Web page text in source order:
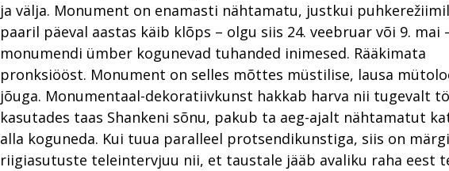
ja välja. Monument on enamasti nähtamatu, justkui
paaril päeval aastas käib klõps – olgu siis 24. veebruar või 9. mai
monumendi ümber kogunevad tuhanded inimesed. Rääkimata
pronksiööst. Monument on selles mõttes müstilise, lausa
jõuga. Monumentaal-dekoratiivkunst hakkab harva nii tugevalt
kasutades taas Shankeni sõnu, pakub ta aeg-ajalt nähtamatut
alla koguneda. Kui tuua paralleel protsendikunstiga, siis on
riigiasutuste teleintervjuu nii, et taustale jääb avaliku raha eest